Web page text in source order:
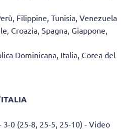
Filippine, Tunisia, Venezuela
Croazia, Spagna, Giappone,
Dominicana, Italia, Corea del
'ITALIA
3-0 (25-8, 25-5, 25-10) - Video